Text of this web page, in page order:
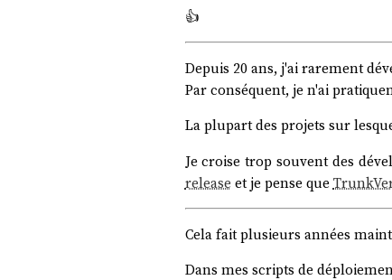
👍️
Depuis 20 ans, j'ai rarement
Par conséquent, je n'ai
La plupart des projets sur
Je croise trop souvent des
release et je pense que
Cela fait plusieurs années
Dans mes scripts de